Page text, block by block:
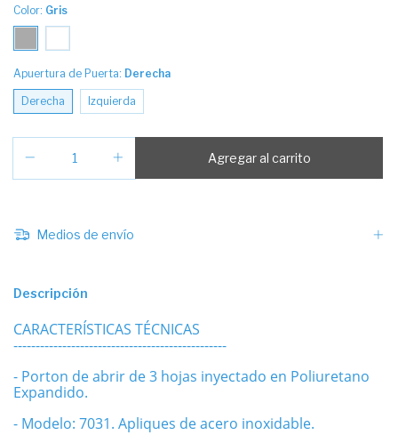
Color: Gris
Apuertura de Puerta: Derecha
Derecha Izquierda
Medios de envío
Descripción
CARACTERÍSTICAS TÉCNICAS
------------------------------------------------
- Porton de abrir de 3 hojas inyectado en Poliuretano
Expandido.
- Modelo: 7031. Apliques de acero inoxidable.